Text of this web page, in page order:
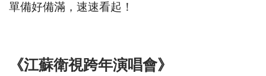
單備好備滿，速速看起！
《江蘇衛視跨年演唱會》